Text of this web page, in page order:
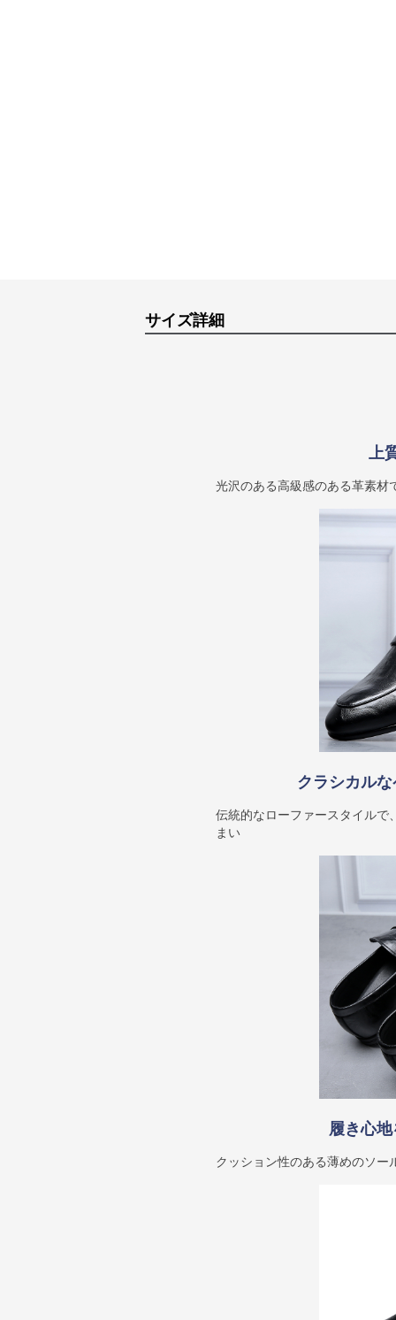
サイズ詳細
上
光沢のある高級感のある革素材
クラシカル
伝統的なローファースタイルで
まい
履き心
クッション性のある薄めのソー